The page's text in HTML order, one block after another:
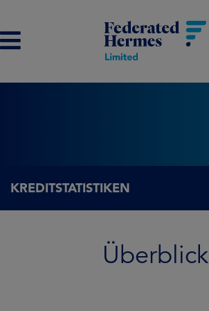
KREDITSTATISTIKEN
Überblick